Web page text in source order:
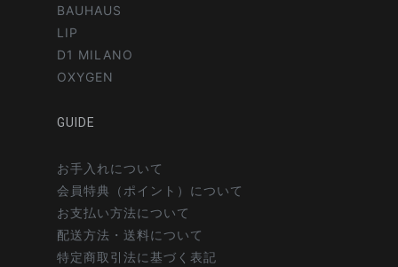
BAUHAUS
LIP
D1 MILANO
OXYGEN
GUIDE
お手入れについて
会員特典（ポイント）について
お支払い方法について
配送方法・送料について
特定商取引法に基づく表記